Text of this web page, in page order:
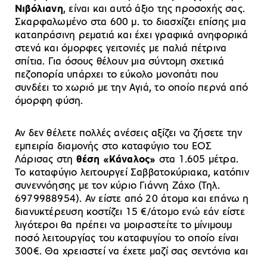
Νιβόλιανη, είναι και αυτό άξιο της προσοχής σας.
Σκαρφαλωμένο στα 600 μ. το διασχίζει επίσης μια
καταπράσινη ρεματιά και έχει γραφικά ανηφορικά
στενά και όμορφες γειτονιές με παλιά πέτρινα
σπίτια. Για όσους θέλουν μια σύντομη σχετικά
πεζοπορία υπάρχει το εύκολο μονοπάτι που
συνδέει το χωριό με την Αγιά, το οποίο περνά από
όμορφη φύση.
Αν δεν θέλετε πολλές ανέσεις αξίζει να ζήσετε την
εμπειρία διαμονής στο καταφύγιο του ΕΟΣ
Λάρισας στη θέση «Κάναλος» στα 1.605 μέτρα.
Το καταφύγιο λειτουργεί Σαββατοκύριακα, κατόπιν
συνεννόησης με τον κύριο Γιάννη Ζάχο (Τηλ.
6979988954). Αν είστε από 20 άτομα και επάνω η
διανυκτέρευση κοστίζει 15 €/άτομο ενώ εάν είστε
λιγότεροι θα πρέπει να μοιραστείτε το μίνιμουμ
ποσό λειτουργίας του καταφυγίου το οποίο είναι
300€. Θα χρειαστεί να έχετε μαζί σας σεντόνια και